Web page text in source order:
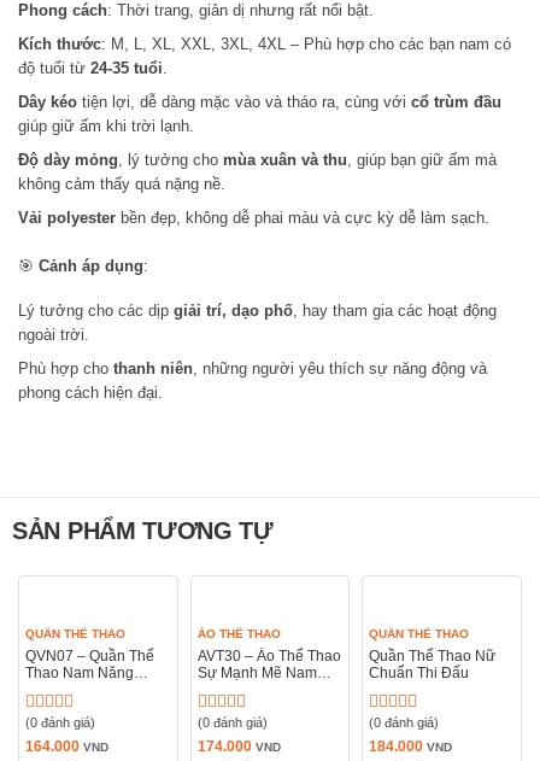
Phong cách: Thời trang, giản dị nhưng rất nổi bật.
Kích thước: M, L, XL, XXL, 3XL, 4XL – Phù hợp cho các bạn nam có
độ tuổi từ 24-35 tuổi.
Dây kéo tiện lợi, dễ dàng mặc vào và tháo ra, cùng với cổ trùm đầu
giúp giữ ấm khi trời lạnh.
Độ dày mỏng , lý tưởng cho mùa xuân và thu , giúp bạn giữ ấm mà
không cảm thấy quá nặng nề.
Vải polyester bền đẹp, không dễ phai màu và cực kỳ dễ làm sạch.
🎯 Cảnh áp dụng:
Lý tưởng cho các dịp giải trí, dạo phố, hay tham gia các hoạt động
ngoài trời.
Phù hợp cho thanh niên, những người yêu thích sự năng động và
phong cách hiện đại.
SẢN PHẨM TƯƠNG TỰ
QUẦN THỂ THAO
QVN07 – Quần Thể
Thao Nam Năng
Được
xếp
(0 đánh giá)
164.000 VND
ÁO THỂ THAO
AVT30 – Áo Thể Thao
Sự Mạnh Mẽ Nam
Được
xếp
(0 đánh giá)
174.000 VND
QUẦN THỂ THAO
Quần Thể Thao Nữ
Chuẩn Thi Đấu
Được
xếp
(0 đánh giá)
184.000VND